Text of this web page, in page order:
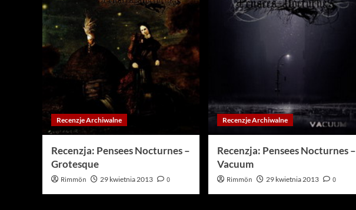
Recenzje Archiwalne
Recenzja: Pensees Nocturnes –
Grotesque
Rimmön 29 kwietnia 2013 0
Recenzje Archiwalne
Recenzja: Pensees Nocturnes –
Vacuum
Rimmön 29 kwietnia 2013 0